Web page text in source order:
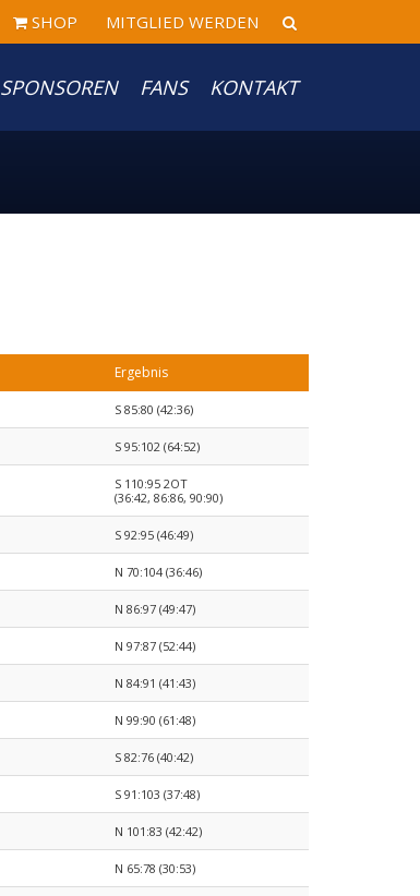
SHOP MITGLIED WERDEN
SPONSOREN FANS KONTAKT
Ergebnis
S 85:80 (42:36)
S 95:102 (64:52)
S 110:95 2OT
(36:42, 86:86, 90:90)
S 92:95 (46:49)
N 70:104 (36:46)
N 86:97 (49:47)
N 97:87 (52:44)
N 84:91 (41:43)
N 99:90 (61:48)
S 82:76 (40:42)
S 91:103 (37:48)
N 101:83 (42:42)
N 65:78 (30:53)